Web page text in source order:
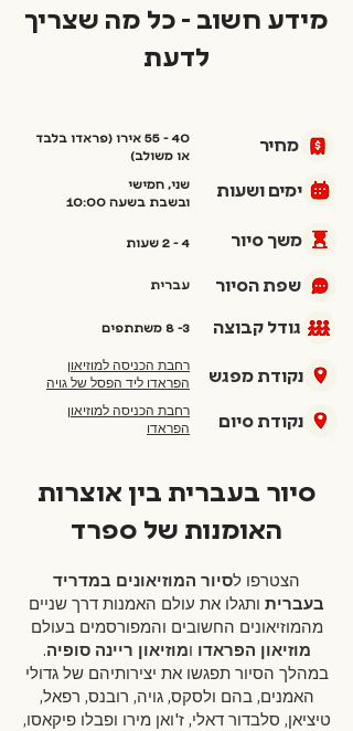
מידע חשוב - כל מה שצריך
לדעת
40 - 55 אירו (פראדו בלבד
או משולב)
מחיר
שני, חמישי
ובשבת בשעה 10:00
4 - 2 שעות
ימים ושעות
משך סיור
עברית שפת הסיור
3- 8 משתתפים
רחבת הכניסה למוזיאון
הפראדו ליד הפסל של גויה
רחבת הכניסה למוזיאון
הפראדו
גודל קבוצה
נקודת מפגש
נקודת סיום
סיור בעברית בין אוצרות
האומנות של ספרד
הצטרפו לסיור המוזיאונים במדריד
בעברית ותגלו את עולם האמנות דרך שניים
מהמוזיאונים החשובים והמפורסמים בעולם
מוזיאון הפראדו ומוזיאון ריינה סופיה.
במהלך הסיור תפגשו את יצירותיהם של גדולי
האמנים, בהם ולסקס, גויה, רובנס, רפאל,
טיציאן, סלבדור דאלי, ז'ואן מירו ופבלו פיקאסו,